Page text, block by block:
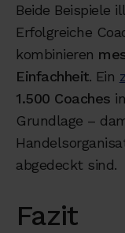
Beide Beispiele
Erfolgreiche
kombinieren
Einfachheit. Ein
1.500 Coaches
Grundlage –
abgedeckt sind.
Fazit